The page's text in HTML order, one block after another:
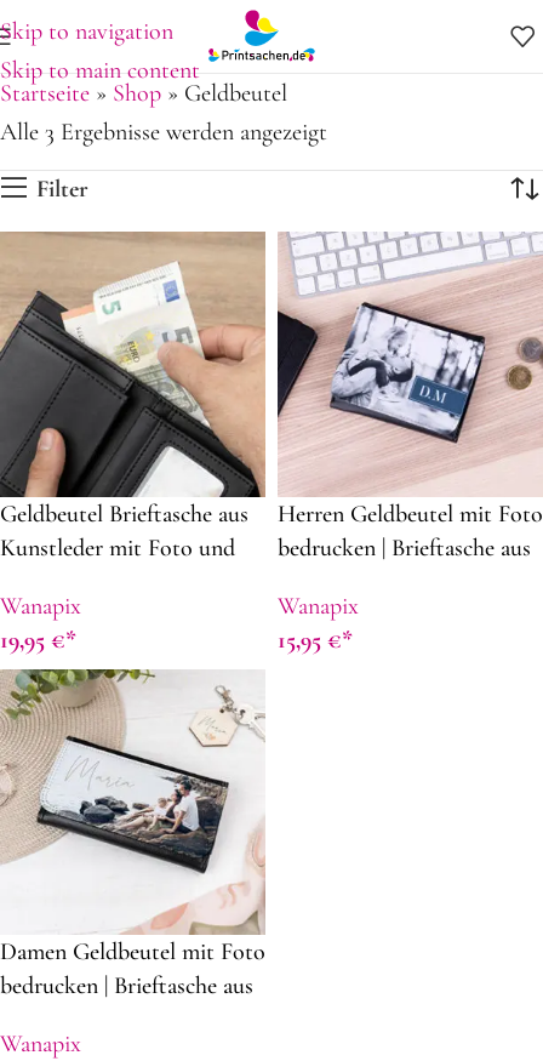
Skip to navigation
Skip to main content
Startseite » Shop » Geldbeutel
Alle 3 Ergebnisse werden angezeigt
Filter
Geldbeutel Brieftasche aus
Kunstleder mit Foto und
Fächern für Münzen und
Karten | Geschenkidee zum
Muttertag
Wanapix
19,95 €
Herren Geldbeutel mit Foto
bedrucken | Brieftasche aus
zum Vatertag | 11,7 x 9 cm
Wanapix
15,95 €
Damen Geldbeutel mit Foto
bedrucken | Brieftasche aus
zum Muttertag | 19 x 10 cm
Wanapix